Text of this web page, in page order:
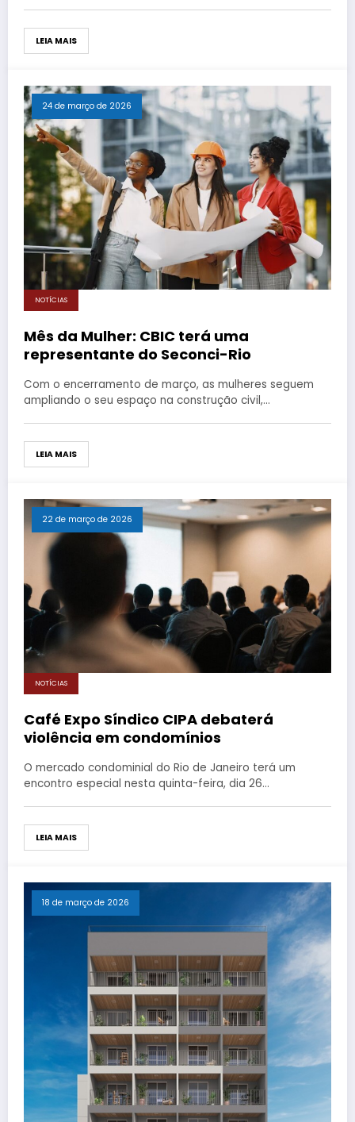
LEIA MAIS
24 de março de 2026
NOTÍCIAS
Mês da Mulher: CBIC terá uma
representante do Seconci-Rio
Com o encerramento de março, as mulheres seguem
ampliando o seu espaço na construção civil,…
LEIA MAIS
22 de março de 2026
NOTÍCIAS
Café Expo Síndico CIPA debaterá
violência em condomínios
O mercado condominial do Rio de Janeiro terá um
encontro especial nesta quinta-feira, dia 26…
LEIA MAIS
18 de março de 2026